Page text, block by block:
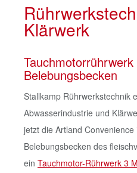
Klärwerk
Tauchmotorrührwerk
Belebungsbecken
Stallkamp Rührwerkstechnik
Abwasserindustrie und
jetzt die Artland
Belebungsbecken des
ein Tauchmotor-Rührwerk 3 M